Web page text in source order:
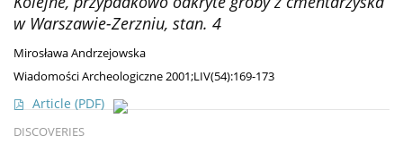
w Warszawie-Zerzniu, stan. 4
Mirosława Andrzejowska
Wiadomości Archeologiczne 2001;LIV(54):169-173
Article (PDF)
DISCOVERIES